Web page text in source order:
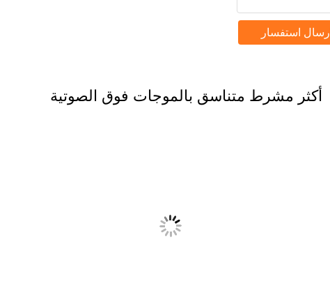
إرسال استفسار
أكثر مشرط متناسق بالموجات فوق الصوتية